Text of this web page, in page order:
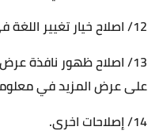
12/ اصلاح خيار تغيير اللغة في اصدار اوريو واعلى.
13/ اصلاح ظهور نافذة
على عرض المزيد في
14/ إصلاحات اخرى.